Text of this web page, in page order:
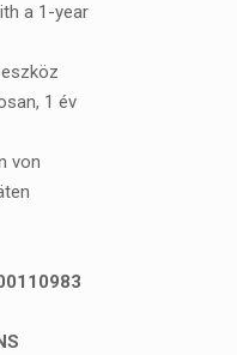
a 1-year
1 év
von